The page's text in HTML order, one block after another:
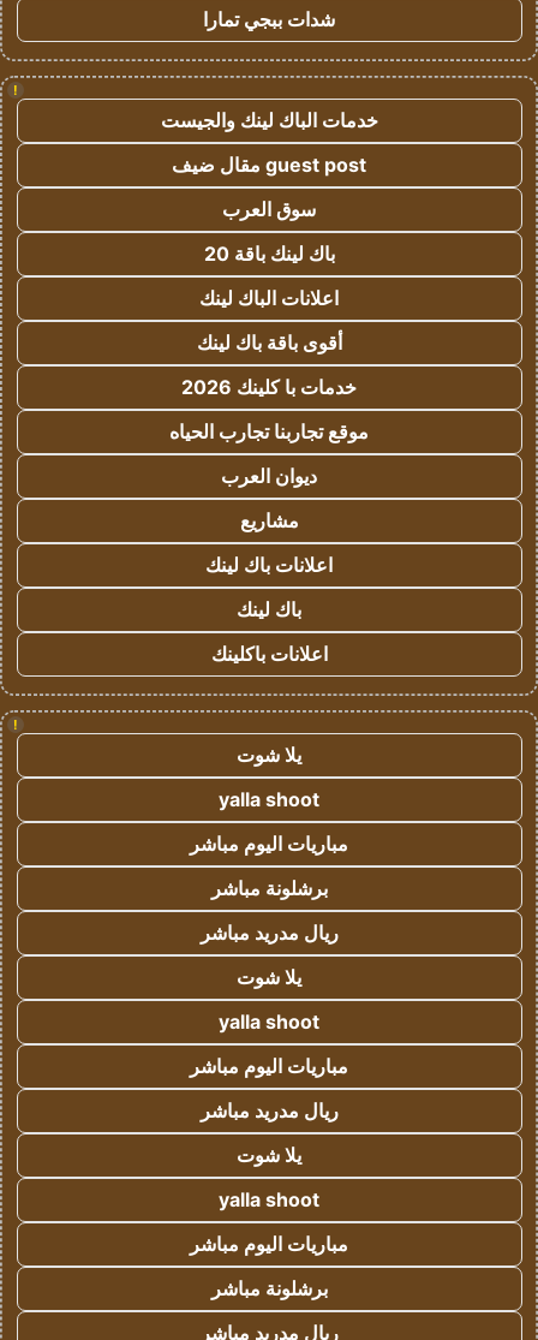
شدات ببجي تمارا
!
خدمات الباك لينك والجيست
guest post مقال ضيف
سوق العرب
باك لينك باقة 20
اعلانات الباك لينك
أقوى باقة باك لينك
خدمات با كلينك 2026
موقع تجاربنا تجارب الحياه
ديوان العرب
مشاريع
اعلانات باك لينك
باك لينك
اعلانات باكلينك
!
يلا شوت
yalla shoot
مباريات اليوم مباشر
برشلونة مباشر
ريال مدريد مباشر
يلا شوت
yalla shoot
مباريات اليوم مباشر
ريال مدريد مباشر
يلا شوت
yalla shoot
مباريات اليوم مباشر
برشلونة مباشر
ريال مدريد مباشر